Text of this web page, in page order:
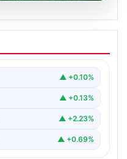
Maçı Özeti
▲ +0.10%
▲ +0.13%
▲ +2.23%
▲ +0.69%